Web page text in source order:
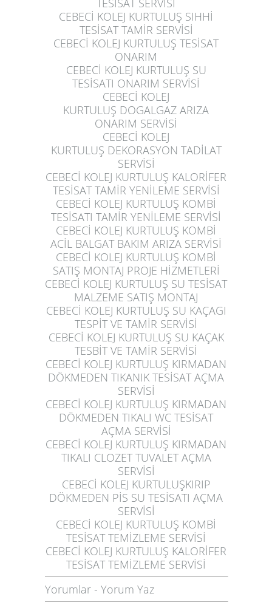
TESİSAT SERVİSİ
CEBECİ KOLEJ KURTULUŞ SIHHİ
TESİSAT TAMİR SERVİSİ
CEBECİ KOLEJ KURTULUŞ TESİSAT
ONARIM
CEBECİ KOLEJ KURTULUŞ SU
TESİSATI ONARIM SERVİSİ
CEBECİ KOLEJ
KURTULUŞ DOGALGAZ ARIZA
ONARIM SERVİSİ
CEBECİ KOLEJ
KURTULUŞ DEKORASYON TADİLAT
SERVİSİ
CEBECİ KOLEJ KURTULUŞ KALORİFER
TESİSAT TAMİR YENİLEME SERVİSİ
CEBECİ KOLEJ KURTULUŞ KOMBİ
TESİSATI TAMİR YENİLEME SERVİSİ
CEBECİ KOLEJ KURTULUŞ KOMBİ
ACİL BALGAT BAKIM ARIZA SERVİSİ
CEBECİ KOLEJ KURTULUŞ KOMBİ
SATIŞ MONTAJ PROJE HİZMETLERİ
CEBECİ KOLEJ KURTULUŞ SU TESİSAT
MALZEME SATIŞ MONTAJ
CEBECİ KOLEJ KURTULUŞ SU KAÇAGI
TESPİT VE TAMİR SERVİSİ
CEBECİ KOLEJ KURTULUŞ SU KAÇAK
TESBİT VE TAMİR SERVİSİ
CEBECİ KOLEJ KURTULUŞ KIRMADAN
DÖKMEDEN TIKANIK TESİSAT AÇMA
SERVİSİ
CEBECİ KOLEJ KURTULUŞ KIRMADAN
DÖKMEDEN TIKALI WC TESİSAT
AÇMA SERVİSİ
CEBECİ KOLEJ KURTULUŞ KIRMADAN
TIKALI CLOZET TUVALET AÇMA
SERVİSİ
CEBECİ KOLEJ KURTULUŞKIRIP
DÖKMEDEN PİS SU TESİSATI AÇMA
SERVİSİ
CEBECİ KOLEJ KURTULUŞ KOMBİ
TESİSAT TEMİZLEME SERVİSİ
CEBECİ KOLEJ KURTULUŞ KALORİFER
TESİSAT TEMİZLEME SERVİSİ
Yorumlar - Yorum Yaz